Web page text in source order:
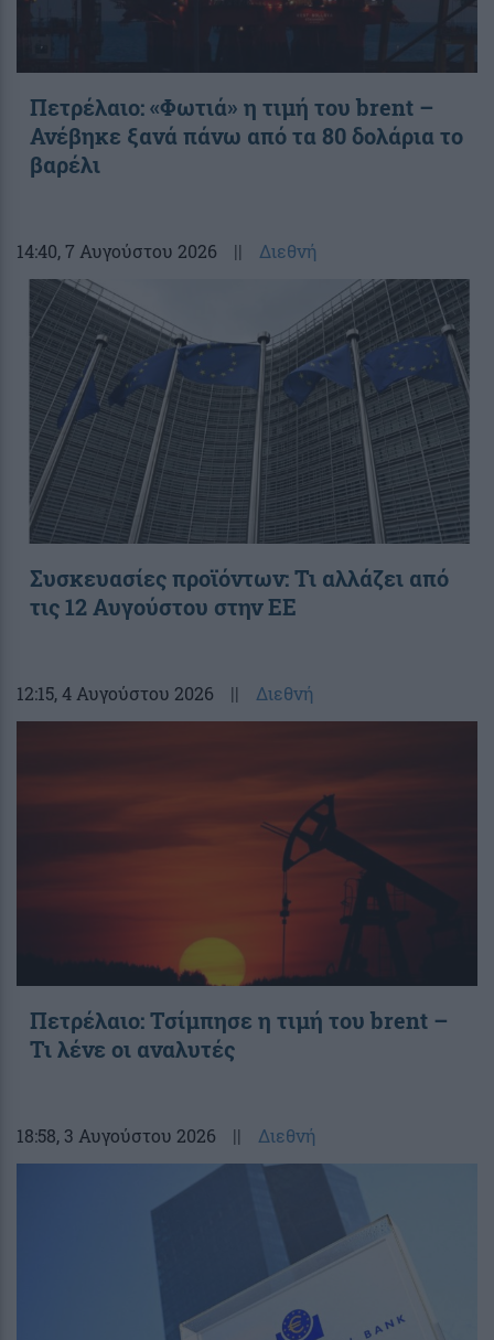
Πετρέλαιο: «Φωτιά» η τιμή του brent –
Ανέβηκε ξανά πάνω από τα 80 δολάρια το
βαρέλι
14:40, 7 Αυγούστου 2026 || Διεθνή
Συσκευασίες προϊόντων: Τι αλλάζει από
τις 12 Αυγούστου στην ΕΕ
12:15, 4 Αυγούστου 2026 || Διεθνή
Πετρέλαιο: Τσίμπησε η τιμή του brent –
Τι λένε οι αναλυτές
18:58, 3 Αυγούστου 2026 || Διεθνή